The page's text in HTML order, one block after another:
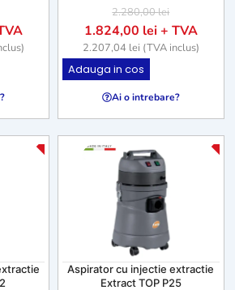
2.280,00lei
1.824,00 lei+ TVA
2.207,04 lei (TVA inclus)
Adauga in cos
Ai o intrebare?
-25% -
Aspirator cu injectie extractie
Extract TOP P25